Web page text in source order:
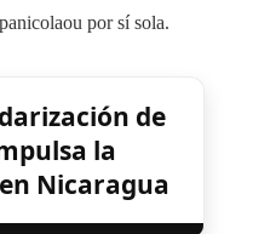
por sí sola.
de
la
Nicaragua